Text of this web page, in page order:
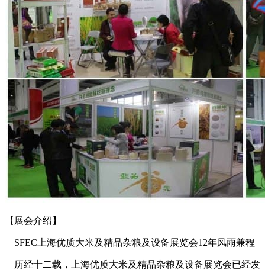
【展会介绍】
SFEC上海优质大米及精品杂粮及设备展览会12年风雨兼程
历经十二载，上海优质大米及精品杂粮及设备展览会已经发